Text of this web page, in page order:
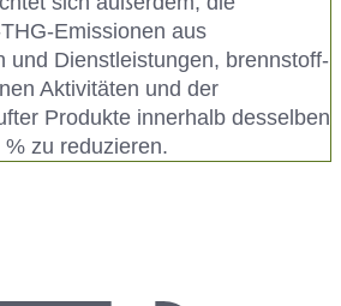
Emissionen aus
und Dienstleistungen, brennstoff-
Aktivitäten und der
Produkte innerhalb desselben
zu reduzieren.